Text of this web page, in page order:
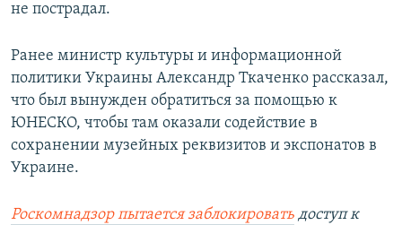
не пострадал.
Ранее министр культуры и информационной
политики Украины Александр Ткаченко рассказал,
что был вынужден обратиться за помощью к
ЮНЕСКО, чтобы там оказали содействие в
сохранении музейных реквизитов и экспонатов в
Украине.
Роскомнадзор пытается заблокировать доступ к